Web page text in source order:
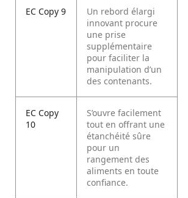
EC Copy 9
Un rebord élargi
innovant procure
une prise
supplémentaire
pour faciliter la
manipulation d’un
des contenants.
EC Copy
10
S’ouvre facilement
tout en offrant une
étanchéité sûre
pour un
rangement des
aliments en toute
confiance.